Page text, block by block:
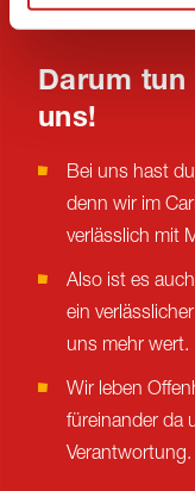
Darum
uns!
Bei uns hast
denn wir im
verlässlich mit
Also ist es
ein
uns mehr wert.
Wir leben
füreinander da
Verantwortung.